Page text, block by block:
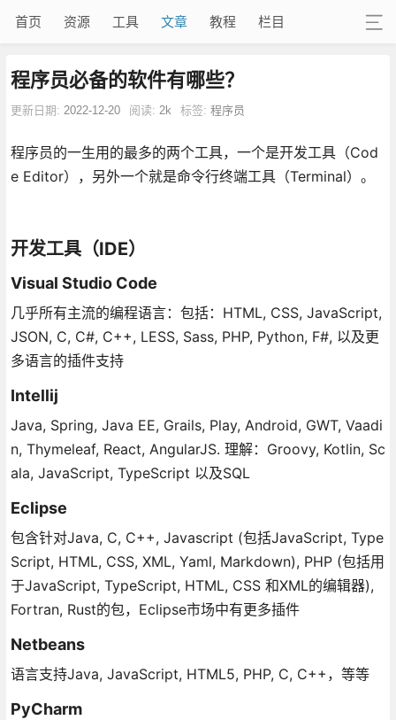
首页 资源 工具 文章 教程 栏目
程序员必备的软件有哪些？
更新日期: 2022-12-20 阅读: 2k 标签: 程序员
程序员的一生用的最多的两个工具，一个是开发工具（Cod
e Editor），另外一个就是命令行终端工具（Terminal）。
开发工具（IDE）
Visual Studio Code
几乎所有主流的编程语言：包括：HTML, CSS, JavaScript,
JSON, C, C#, C++, LESS, Sass, PHP, Python, F#, 以及更
多语言的插件支持
Intellij
Java, Spring, Java EE, Grails, Play, Android, GWT, Vaadi
n, Thymeleaf, React, AngularJS. 理解：Groovy, Kotlin, Sc
ala, JavaScript, TypeScript 以及SQL
Eclipse
包含针对Java, C, C++, Javascript (包括JavaScript, Type
Script, HTML, CSS, XML, Yaml, Markdown), PHP (包括用
于JavaScript, TypeScript, HTML, CSS 和XML的编辑器),
Fortran, Rust的包，Eclipse市场中有更多插件
Netbeans
语言支持Java, JavaScript, HTML5, PHP, C, C++，等等
PyCharm